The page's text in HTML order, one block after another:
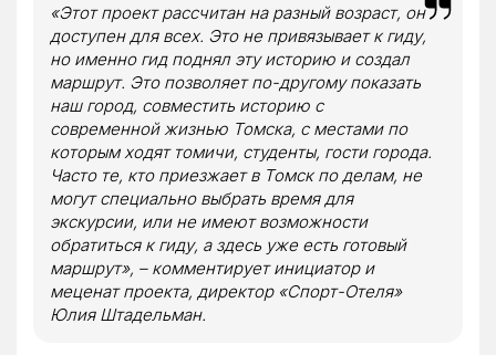
«Этот проект рассчитан на разный возраст, он
доступен для всех. Это не привязывает к гиду,
но именно гид поднял эту историю и создал
маршрут. Это позволяет по-другому показать
наш город, совместить историю с
современной жизнью Томска, с местами по
которым ходят томичи, студенты, гости города.
Часто те, кто приезжает в Томск по делам, не
могут специально выбрать время для
экскурсии, или не имеют возможности
обратиться к гиду, а здесь уже есть готовый
маршрут», – комментирует инициатор и
меценат проекта, директор «Спорт-Отеля»
Юлия Штадельман.